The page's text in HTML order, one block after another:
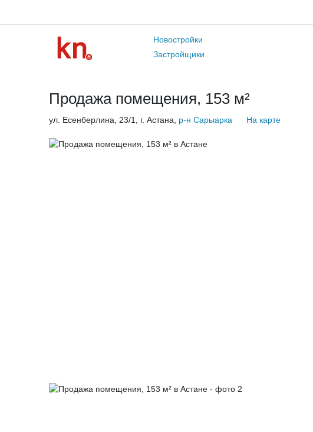
Новостройки
Застройщики
Продажа помещения, 153 м²
ул. Есенберлина, 23/1, г. Астана, р-н Сарыарка На карте